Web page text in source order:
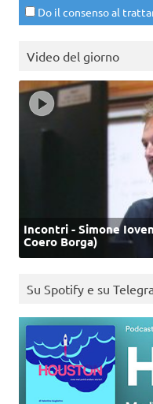
Do il consenso al
Video del giorno
Incontri - Simone
Coero Borga)
Su Spotify e su